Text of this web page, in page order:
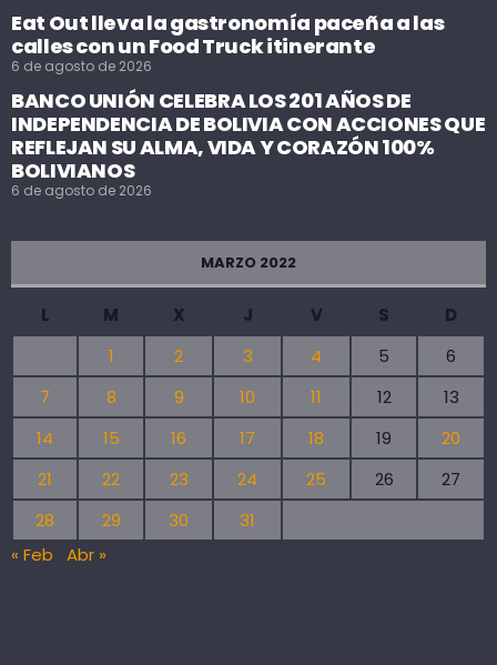
Eat Out lleva la gastronomía paceña a las
calles con un Food Truck itinerante
6 de agosto de 2026
BANCO UNIÓN CELEBRA LOS 201 AÑOS DE
INDEPENDENCIA DE BOLIVIA CON ACCIONES QUE
REFLEJAN SU ALMA, VIDA Y CORAZÓN 100%
BOLIVIANOS
6 de agosto de 2026
MARZO 2022
L M X J V S
D
1
2 3 4 5
6
7
8 9 10 11 12
13
14
15 16 17 18 19
20
21
22 23 24 25 26
27
28
29 30
31
« Feb
Abr »